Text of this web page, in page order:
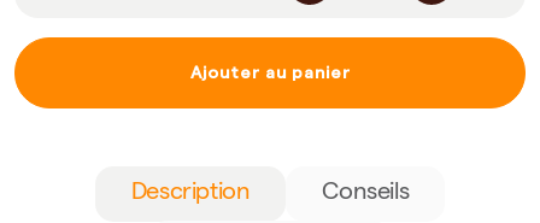
Ajouter au panier
Description Conseils